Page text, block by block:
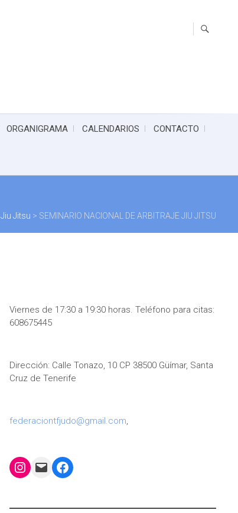
ORGANIGRAMA CALENDARIOS CONTACTO
Jiu Jitsu > SEMINARIO NACIONAL DE ARBITRAJE JIU JITSU
Viernes de 17:30 a 19:30 horas. Teléfono para citas:
608675445
Dirección: Calle Tonazo, 10 CP 38500 Güímar, Santa
Cruz de Tenerife
federaciontfjudo@gmail.com,
Instagram
MailFacebook